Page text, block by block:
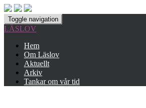
Toggle navigation
LÄSLOV
Hem
Om Läslov
Aktuellt
Arkiv
Tankar om vår tid